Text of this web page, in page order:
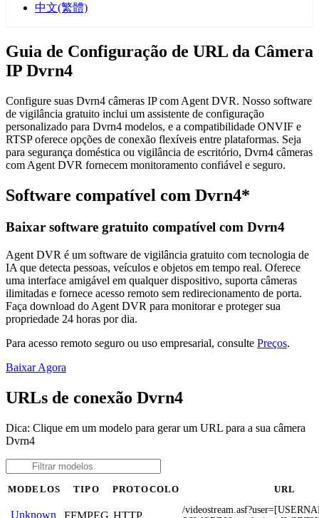
中文(繁體)
Guia de Configuração de URL da Câmera
IP Dvrn4
Configure suas Dvrn4 câmeras IP com Agent DVR. Nosso software
de vigilância gratuito inclui um assistente de configuração
personalizado para Dvrn4 modelos, e a compatibilidade ONVIF e
RTSP oferece opções de conexão flexíveis entre plataformas. Seja
para segurança doméstica ou vigilância de escritório, Dvrn4 câmeras
com Agent DVR fornecem monitoramento confiável e seguro.
Software compatível com Dvrn4*
Baixar software gratuito compatível com Dvrn4
Agent DVR é um software de vigilância gratuito com tecnologia de
IA que detecta pessoas, veículos e objetos em tempo real. Oferece
uma interface amigável em qualquer dispositivo, suporta câmeras
ilimitadas e fornece acesso remoto sem redirecionamento de porta.
Faça download do Agent DVR para monitorar e proteger sua
propriedade 24 horas por dia.
Para acesso remoto seguro ou uso empresarial, consulte Preços.
Baixar Agora
URLs de conexão Dvrn4
Dica: Clique em um modelo para gerar um URL para a sua câmera
Dvrn4
MODELOS TIPO PROTOCOLO URL
Unknown FFMPEG HTTP
/